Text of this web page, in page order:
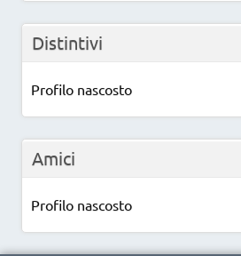
Distintivi
Profilo nascosto
Amici
Profilo nascosto